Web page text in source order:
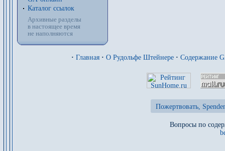
Каталог ссылок
Архивные разделы
в настоящее время
не наполняются
· Главная · О Рудольфе Штейнере · Содержание
Пожертвовать,
Вопросы по